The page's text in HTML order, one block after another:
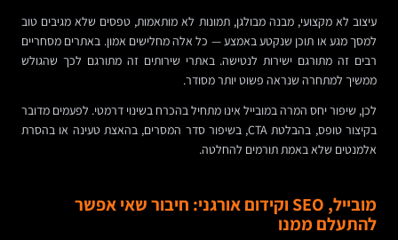
עיצוב לא מקצועי, מבנה מבולגן, תמונות לא מותאמות, טפסים שלא מגיבים טוב
למסך מגע או תוכן שנקטע באמצע — כל אלה מחלישים אמון. באתרים מסחריים
רבים זה מתורגם ישירות לנטישה. באתרי שירותים זה מתורגם לכך שהגולש
ממשיך למתחרה שנראה פשוט יותר מסודר.
לכן, שיפור יחס המרה במובייל אינו מתחיל בהכרח בשינוי דרמטי. לפעמים מדובר
בקיצור טופס, בהבלטת CTA, בשיפור סדר המסרים, בהאצת טעינה או בהסרת
אלמנטים שלא באמת תורמים להחלטה.
מובייל, SEO וקידום אורגני: חיבור שאי אפשר
להתעלם ממנו